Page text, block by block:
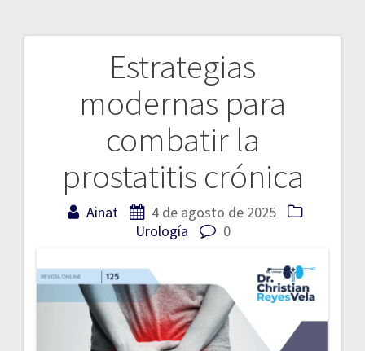
Estrategias
modernas para
combatir la
prostatitis crónica
Ainat
4 de agosto de 2025
Urología
0
Navegación
entradas